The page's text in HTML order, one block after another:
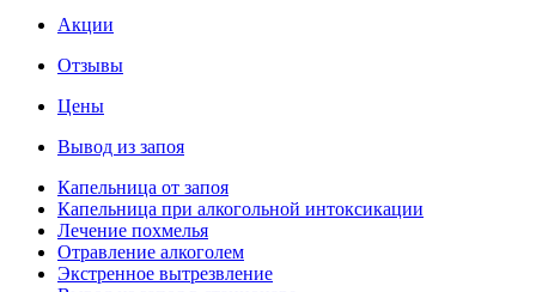
Акции
Отзывы
Цены
Вывод из запоя
Капельница от запоя
Капельница при алкогольной интоксикации
Лечение похмелья
Отравление алкоголем
Экстренное вытрезвление